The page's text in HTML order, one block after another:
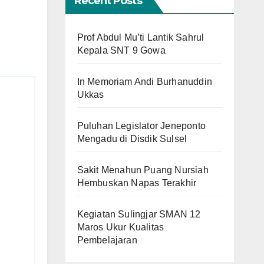
Prof Abdul Mu’ti Lantik Sahrul
Kepala SNT 9 Gowa
In Memoriam Andi Burhanuddin
Ukkas
Puluhan Legislator Jeneponto
Mengadu di Disdik Sulsel
Sakit Menahun Puang Nursiah
Hembuskan Napas Terakhir
Kegiatan Sulingjar SMAN 12
Maros Ukur Kualitas
Pembelajaran